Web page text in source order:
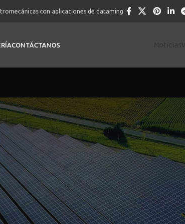
con aplicaciones de dataming
CONTÁCTANOS
Faci Evita?
oferte In locul Rulaj